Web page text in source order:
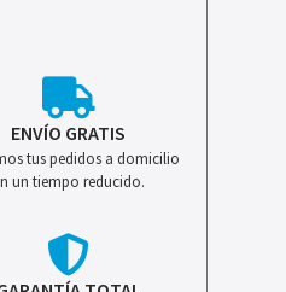
ENVÍO GRATIS
tus pedidos a domicilio
un tiempo reducido.